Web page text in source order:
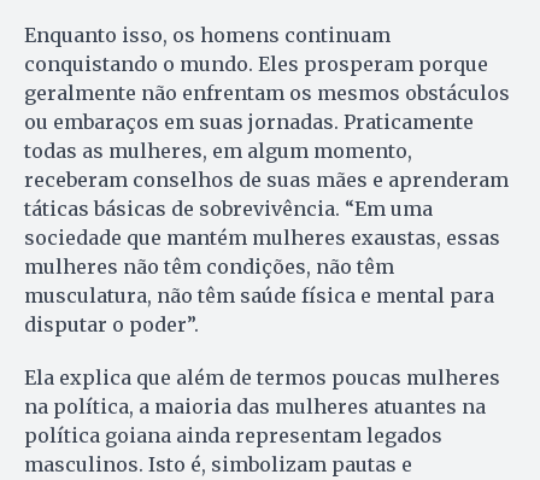
Enquanto isso, os homens continuam
conquistando o mundo. Eles prosperam porque
geralmente não enfrentam os mesmos obstáculos
ou embaraços em suas jornadas. Praticamente
todas as mulheres, em algum momento,
receberam conselhos de suas mães e aprenderam
táticas básicas de sobrevivência. “Em uma
sociedade que mantém mulheres exaustas, essas
mulheres não têm condições, não têm
musculatura, não têm saúde física e mental para
disputar o poder”.
Ela explica que além de termos poucas mulheres
na política, a maioria das mulheres atuantes na
política goiana ainda representam legados
masculinos. Isto é, simbolizam pautas e